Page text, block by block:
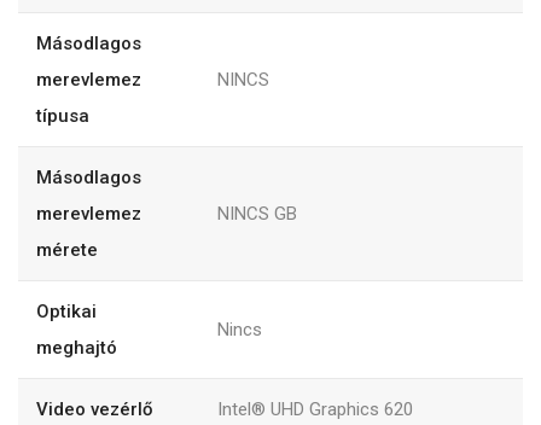
Másodlagos
merevlemez
típusa
NINCS
Másodlagos
merevlemez
mérete
NINCS GB
Optikai
meghajtó
Nincs
Video vezérlő Intel® UHD Graphics 620